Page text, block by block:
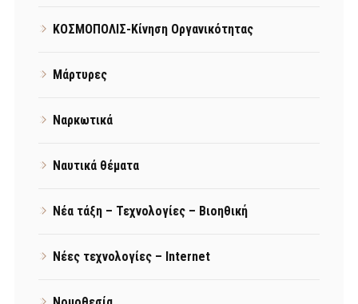
ΚΟΣΜΟΠΟΛΙΣ-Κίνηση Οργανικότητας
Μάρτυρες
Ναρκωτικά
Ναυτικά θέματα
Νέα τάξη – Τεχνολογίες – Βιοηθική
Νέες τεχνολογίες – Internet